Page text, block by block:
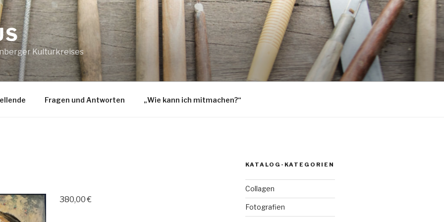
Kulturkreises
Fragen und Antworten „Wie kann ich mitmachen?“
380,00€
KATALOG-KATEGORIEN
Collagen
Fotografien